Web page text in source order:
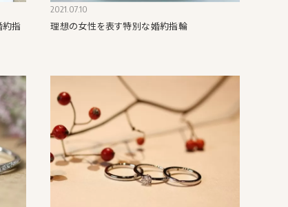
約指
2021.07.10
理想の女性を表す特別な婚約指輪